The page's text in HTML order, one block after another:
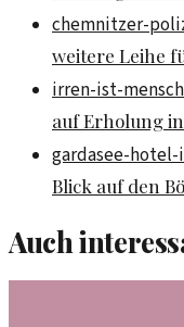
chemnitzer-
weitere Leihe
irren-ist-
auf Erholung
gardasee-hotel-
Blick auf den
Auch